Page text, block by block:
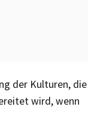
der Kulturen, die
wird, wenn